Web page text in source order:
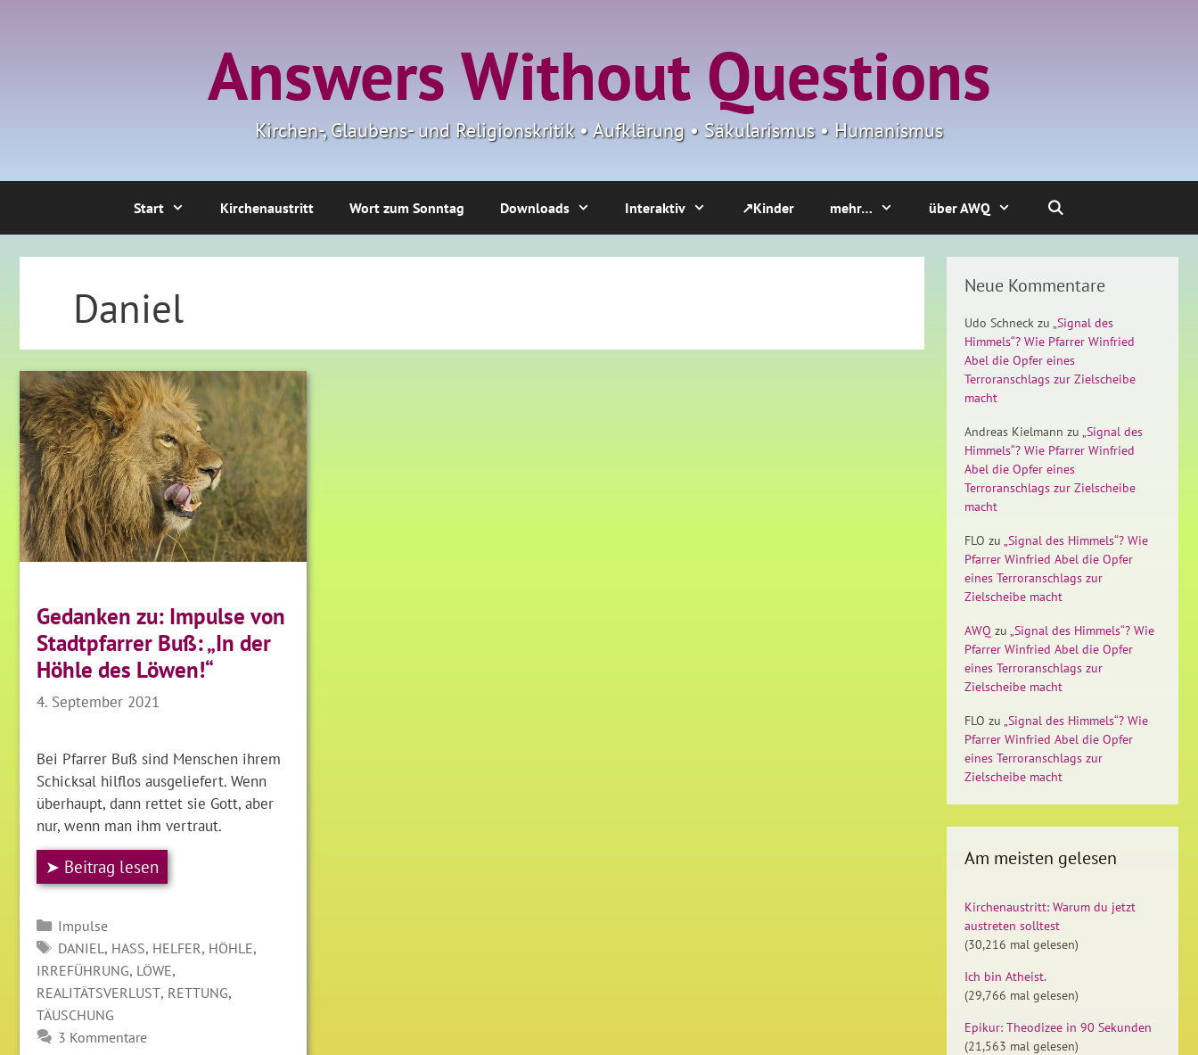
Answers Without Questions
Kirchen-, Glaubens- und Religionskritik • Aufklärung • Säkularismus • Humanismus
Start Kirchenaustritt Wort zum Sonntag Downloads Interaktiv ↗Kinder mehr… über AWQ
Daniel
Gedanken zu: Impulse von
Stadtpfarrer Buß: „In der
Höhle des Löwen!“
4. September 2021
Bei Pfarrer Buß sind Menschen ihrem
Schicksal hilflos ausgeliefert. Wenn
überhaupt, dann rettet sie Gott, aber
nur, wenn man ihm vertraut.
➤ Beitrag lesen
Kategorien
Impulse
SCHLAGWÖRTER
DANIEL, HASS, HELFER, HÖHLE,
IRREFÜHRUNG, LÖWE,
REALITÄTSVERLUST, RETTUNG,
TÄUSCHUNG
3 Kommentare
Neue Kommentare
Udo Schneck zu „Signal des
Himmels“? Wie Pfarrer Winfried
Abel die Opfer eines
Terroranschlags zur Zielscheibe
macht
Andreas Kielmann zu „Signal des
Himmels“? Wie Pfarrer Winfried
Abel die Opfer eines
Terroranschlags zur Zielscheibe
macht
FLO zu „Signal des Himmels“? Wie
Pfarrer Winfried Abel die Opfer
eines Terroranschlags zur
Zielscheibe macht
AWQ zu „Signal des Himmels“? Wie
Pfarrer Winfried Abel die Opfer
eines Terroranschlags zur
Zielscheibe macht
FLO zu „Signal des Himmels“? Wie
Pfarrer Winfried Abel die Opfer
eines Terroranschlags zur
Zielscheibe macht
Am meisten gelesen
Kirchenaustritt: Warum du jetzt
austreten solltest
(30,216 mal gelesen)
Ich bin Atheist.
(29,766 mal gelesen)
Epikur: Theodizee in 90 Sekunden
(21,563 mal gelesen)